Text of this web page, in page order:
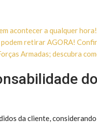
acontecer a qualquer
retirar AGORA!
Armadas; descubra
da cliente,